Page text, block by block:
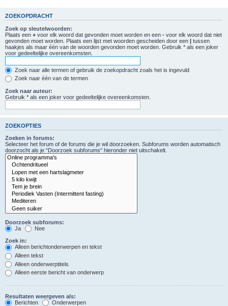
ZOEKOPDRACHT
Zoek op sleutelwoorden:
Plaats een + voor elk woord dat gevonden moet worden en een - voor elk woord dat niet
gevonden moet worden. Plaats een lijst met woorden gescheiden door een | tussen
haakjes als maar één van de woorden gevonden moet worden. Gebruik * als een joker
voor gedeeltelijke overeenkomsten.
Zoek naar alle termen of gebruik de zoekopdracht zoals het is ingevuld
Zoek naar één van de termen
Zoek naar auteur:
Gebruik * als een joker voor gedeeltelijke overeenkomsten.
ZOEKOPTIES
Zoeken in forums:
Selecteer het forum of de forums die je wil doorzoeken. Subforums worden automatisch
doorzocht als je “Doorzoek subforums“ hieronder niet uitschakelt.
Doorzoek subforums:
Ja
Nee
Zoek in:
Alleen berichtonderwerpen en tekst
Alleen tekst
Alleen onderwerptitels
Alleen eerste bericht van onderwerp
Resultaten weergeven als:
Berichten
Onderwerpen